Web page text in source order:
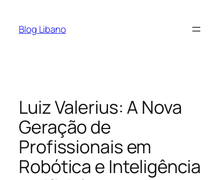
Blog Libano
Luiz Valerius: A Nova
Geração de
Profissionais em
Robótica e Inteligência